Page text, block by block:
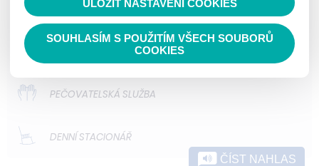
ODLEHČOVACÍ SLUŽBY
DOMOVY PRO OSOBY SE ZDRAVOTNÍM
PEČOVATELSKÁ SLUŽBA
DENNÍ STACIONÁŘ
ČÍST NAHLAS
ULOŽIT NASTAVENÍ COOKIES
SOUHLASÍM S POUŽITÍM VŠECH SOUBORŮ
COOKIES